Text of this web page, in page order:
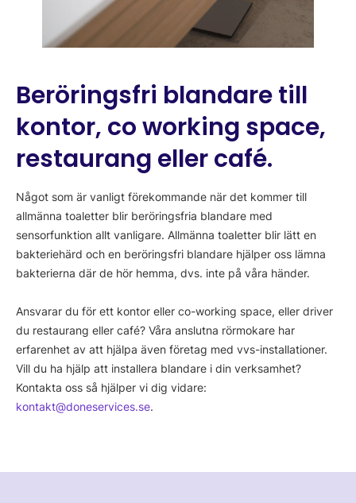
Beröringsfri blandare till
kontor, co working space,
restaurang eller café.
Något som är vanligt förekommande när det kommer till
allmänna toaletter blir beröringsfria blandare med
sensorfunktion allt vanligare. Allmänna toaletter blir lätt en
bakteriehärd och en beröringsfri blandare hjälper oss lämna
bakterierna där de hör hemma, dvs. inte på våra händer.
Ansvarar du för ett kontor eller co-working space, eller driver
du restaurang eller café? Våra anslutna rörmokare har
erfarenhet av att hjälpa även företag med vvs-installationer.
Vill du ha hjälp att installera blandare i din verksamhet?
Kontakta oss så hjälper vi dig vidare:
kontakt@doneservices.se.